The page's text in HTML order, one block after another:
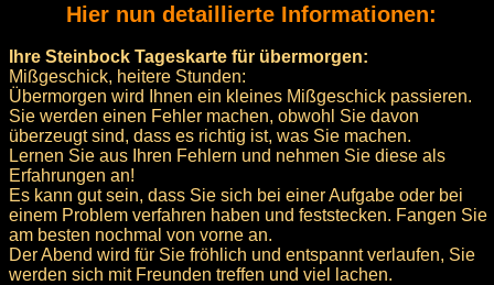
Hier nun detaillierte Informationen:
Ihre Steinbock Tageskarte für übermorgen:
Mißgeschick, heitere Stunden:
Übermorgen wird Ihnen ein kleines Mißgeschick passieren.
Sie werden einen Fehler machen, obwohl Sie davon
überzeugt sind, dass es richtig ist, was Sie machen.
Lernen Sie aus Ihren Fehlern und nehmen Sie diese als
Erfahrungen an!
Es kann gut sein, dass Sie sich bei einer Aufgabe oder bei
einem Problem verfahren haben und feststecken. Fangen Sie
am besten nochmal von vorne an.
Der Abend wird für Sie fröhlich und entspannt verlaufen, Sie
werden sich mit Freunden treffen und viel lachen.